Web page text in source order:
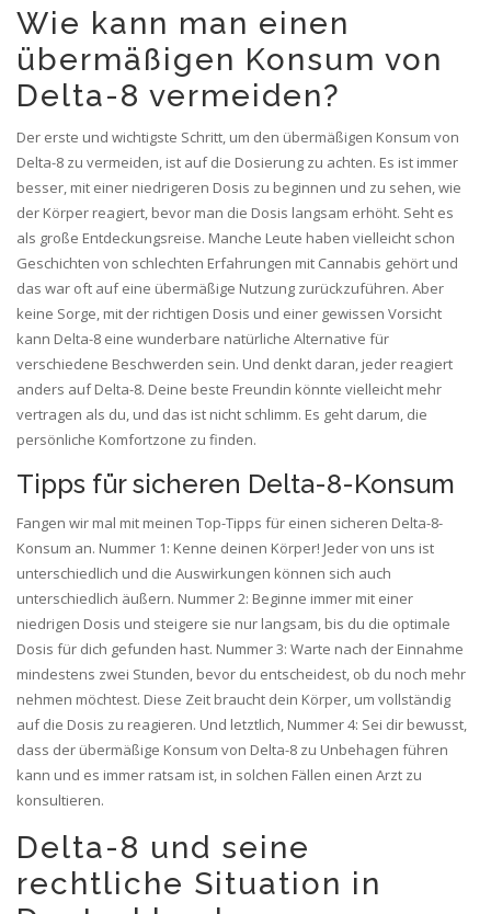
Wie kann man einen
übermäßigen Konsum von
Delta-8 vermeiden?
Der erste und wichtigste Schritt, um den übermäßigen Konsum von
Delta-8 zu vermeiden, ist auf die Dosierung zu achten. Es ist immer
besser, mit einer niedrigeren Dosis zu beginnen und zu sehen, wie
der Körper reagiert, bevor man die Dosis langsam erhöht. Seht es
als große Entdeckungsreise. Manche Leute haben vielleicht schon
Geschichten von schlechten Erfahrungen mit Cannabis gehört und
das war oft auf eine übermäßige Nutzung zurückzuführen. Aber
keine Sorge, mit der richtigen Dosis und einer gewissen Vorsicht
kann Delta-8 eine wunderbare natürliche Alternative für
verschiedene Beschwerden sein. Und denkt daran, jeder reagiert
anders auf Delta-8. Deine beste Freundin könnte vielleicht mehr
vertragen als du, und das ist nicht schlimm. Es geht darum, die
persönliche Komfortzone zu finden.
Tipps für sicheren Delta-8-Konsum
Fangen wir mal mit meinen Top-Tipps für einen sicheren Delta-8-
Konsum an. Nummer 1: Kenne deinen Körper! Jeder von uns ist
unterschiedlich und die Auswirkungen können sich auch
unterschiedlich äußern. Nummer 2: Beginne immer mit einer
niedrigen Dosis und steigere sie nur langsam, bis du die optimale
Dosis für dich gefunden hast. Nummer 3: Warte nach der Einnahme
mindestens zwei Stunden, bevor du entscheidest, ob du noch mehr
nehmen möchtest. Diese Zeit braucht dein Körper, um vollständig
auf die Dosis zu reagieren. Und letztlich, Nummer 4: Sei dir bewusst,
dass der übermäßige Konsum von Delta-8 zu Unbehagen führen
kann und es immer ratsam ist, in solchen Fällen einen Arzt zu
konsultieren.
Delta-8 und seine
rechtliche Situation in